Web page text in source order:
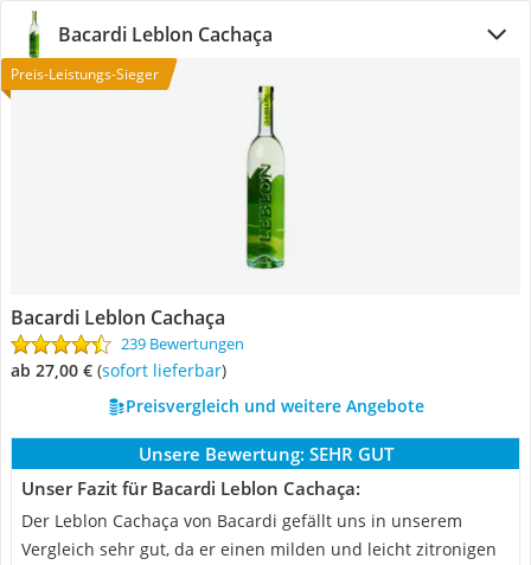
Bacardi Leblon Cachaça
Preis-Leistungs-Sieger
Bacardi Leblon Cachaça
239 Bewertungen
ab 27,00 € ( Sofort lieferbar)
Preisvergleich und weitere Angebote
Unsere Bewertung: SEHR GUT
Unser Fazit für Bacardi Leblon Cachaça:
Der Leblon Cachaça von Bacardi gefällt uns in unserem
Vergleich sehr gut, da er einen milden und leicht zitronigen